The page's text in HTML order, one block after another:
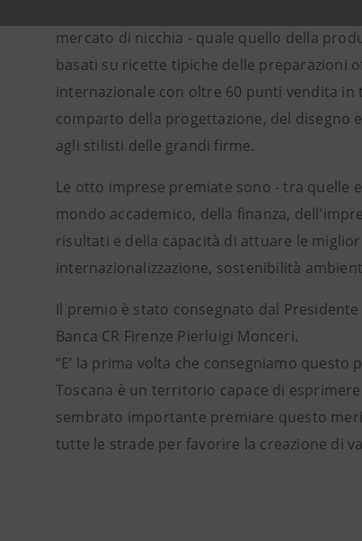
un’elevata qualità del prodotto; Officina
mercato di nicchia - quale quello della
basati su ricette tipiche delle preparazioni
internazionale con oltre 60 punti vendita
comparto della progettazione, del disegno
agli stilisti delle grandi firme.
Le otto imprese premiate sono - tra quelle
mondo accademico, della finanza,
risultati e della capacità di attuare le
internazionalizzazione, sostenibilità
Il premio è stato consegnato dal
Banca CR Firenze Pierluigi Monceri.
“E’ la prima volta che consegniamo
Toscana è un territorio capace di
sembrato importante premiare questo
tutte le strade per favorire la creazione di